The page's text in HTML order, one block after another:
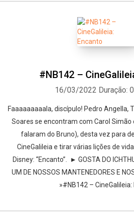
#NB142 –
16/03/2022 Duração:
Faaaaaaaaala, discípulo! Pedro Angella,
Soares se encontram com Carol Simão
falaram do Bruno), desta vez para
CineGalileia e tirar várias lições de
Disney: “Encanto”. ► GOSTA DO
UM DE NOSSOS MANTENEDORES E
»#NB142 – CineGalileia: